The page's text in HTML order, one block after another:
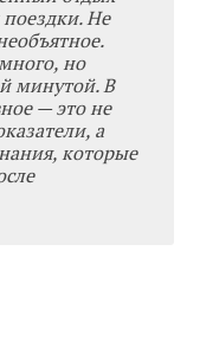
Не
но
минутой. В
— это не
а
которые